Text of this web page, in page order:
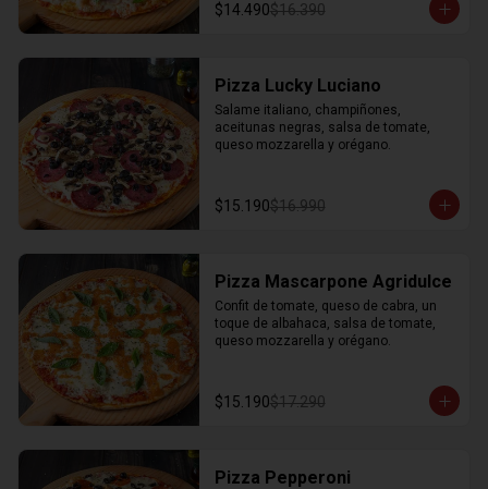
$14.490$16.390
Pizza Lucky Luciano
Salame italiano, champiñones,
aceitunas negras, salsa de tomate,
queso mozzarella y orégano.
$15.190$16.990
Pizza Mascarpone Agridulce
Confit de tomate, queso de cabra, un
toque de albahaca, salsa de tomate,
queso mozzarella y orégano.
$15.190$17.290
Pizza Pepperoni